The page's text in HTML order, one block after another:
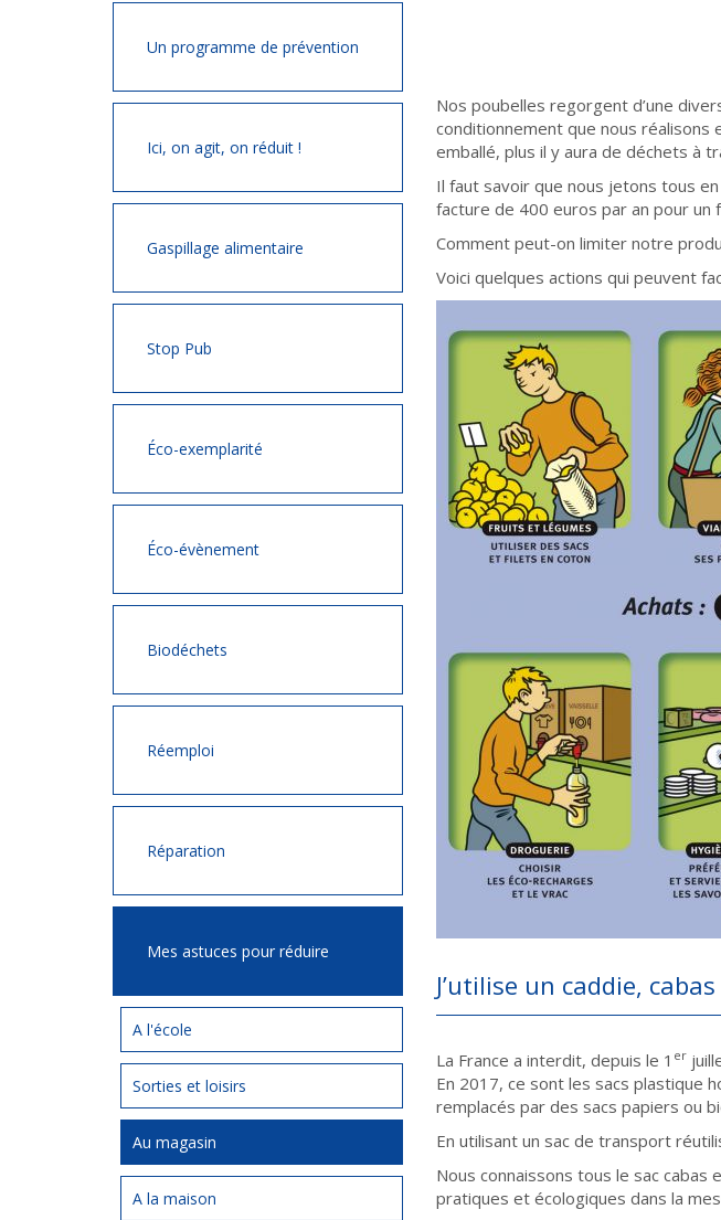
Un programme de prévention
Ici, on agit, on réduit !
Gaspillage alimentaire
Stop Pub
Éco-exemplarité
Éco-évènement
Biodéchets
Réemploi
Réparation
Mes astuces pour réduire
A l'école
Sorties et loisirs
Au magasin
A la maison
Nos poubelles regorgent d’une
conditionnement que nous
emballé, plus il y aura de déchets à
Il faut savoir que nous jetons tous
facture de 400 euros par an pour un
Comment peut-on limiter notre
Voici quelques actions qui peuvent
J’utilise un caddie,
La France a interdit, depuis le 1 er
En 2017, ce sont les sacs plastique
remplacés par des sacs papiers ou
En utilisant un sac de transport
Nous connaissons tous le sac
pratiques et écologiques dans la